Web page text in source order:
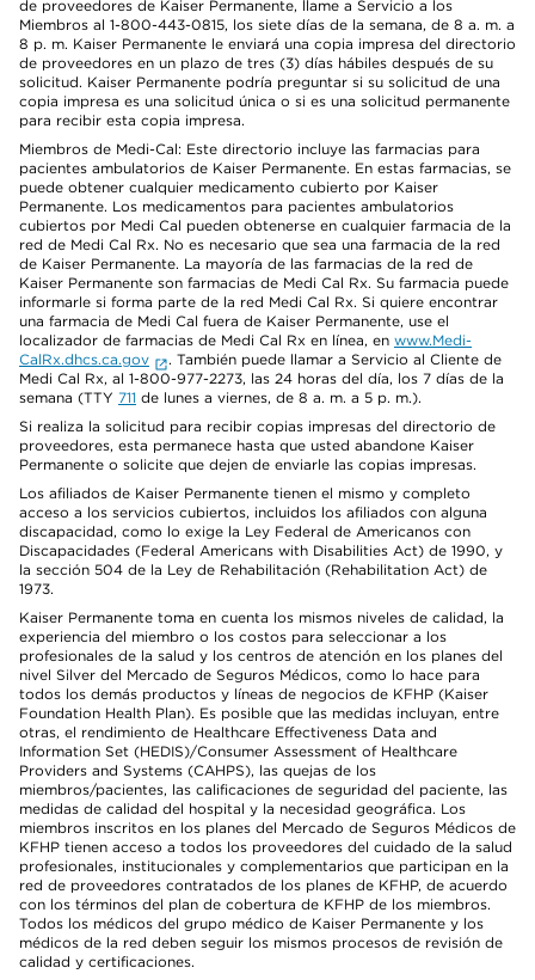
de proveedores de Kaiser Permanente, llame a Servicio a los
Miembros al 1-800-443-0815, los siete días de la semana, de 8 a. m. a
8 p. m. Kaiser Permanente le enviará una copia impresa del directorio
de proveedores en un plazo de tres (3) días hábiles después de su
solicitud. Kaiser Permanente podría preguntar si su solicitud de una
copia impresa es una solicitud única o si es una solicitud permanente
para recibir esta copia impresa.
Miembros de Medi-Cal: Este directorio incluye las farmacias para
pacientes ambulatorios de Kaiser Permanente. En estas farmacias, se
puede obtener cualquier medicamento cubierto por Kaiser
Permanente. Los medicamentos para pacientes ambulatorios
cubiertos por Medi Cal pueden obtenerse en cualquier farmacia de la
red de Medi Cal Rx. No es necesario que sea una farmacia de la red
de Kaiser Permanente. La mayoría de las farmacias de la red de
Kaiser Permanente son farmacias de Medi Cal Rx. Su farmacia puede
informarle si forma parte de la red Medi Cal Rx. Si quiere encontrar
una farmacia de Medi Cal fuera de Kaiser Permanente, use el
localizador de farmacias de Medi Cal Rx en línea, en www.Medi-
CalRx.dhcs.ca.gov
. También puede llamar a Servicio al Cliente de
Medi Cal Rx, al 1-800-977-2273, las 24 horas del día, los 7 días de la
semana (TTY 711 de lunes a viernes, de 8 a. m. a 5 p. m.).
Si realiza la solicitud para recibir copias impresas del directorio de
proveedores, esta permanece hasta que usted abandone Kaiser
Permanente o solicite que dejen de enviarle las copias impresas.
Los afiliados de Kaiser Permanente tienen el mismo y completo
acceso a los servicios cubiertos, incluidos los afiliados con alguna
discapacidad, como lo exige la Ley Federal de Americanos con
Discapacidades (Federal Americans with Disabilities Act) de 1990, y
la sección 504 de la Ley de Rehabilitación (Rehabilitation Act) de
1973.
Kaiser Permanente toma en cuenta los mismos niveles de calidad, la
experiencia del miembro o los costos para seleccionar a los
profesionales de la salud y los centros de atención en los planes del
nivel Silver del Mercado de Seguros Médicos, como lo hace para
todos los demás productos y líneas de negocios de KFHP (Kaiser
Foundation Health Plan). Es posible que las medidas incluyan, entre
otras, el rendimiento de Healthcare Effectiveness Data and
Information Set (HEDIS)/Consumer Assessment of Healthcare
Providers and Systems (CAHPS), las quejas de los
miembros/pacientes, las calificaciones de seguridad del paciente, las
medidas de calidad del hospital y la necesidad geográfica. Los
miembros inscritos en los planes del Mercado de Seguros Médicos de
KFHP tienen acceso a todos los proveedores del cuidado de la salud
profesionales, institucionales y complementarios que participan en la
red de proveedores contratados de los planes de KFHP, de acuerdo
con los términos del plan de cobertura de KFHP de los miembros.
Todos los médicos del grupo médico de Kaiser Permanente y los
médicos de la red deben seguir los mismos procesos de revisión de
calidad y certificaciones.